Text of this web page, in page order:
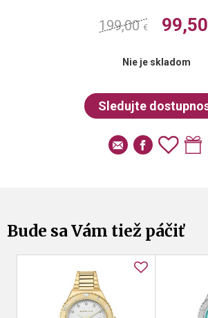
199,00€ 99,50
Nie je skladom
Bude sa Vám tiež páčiť